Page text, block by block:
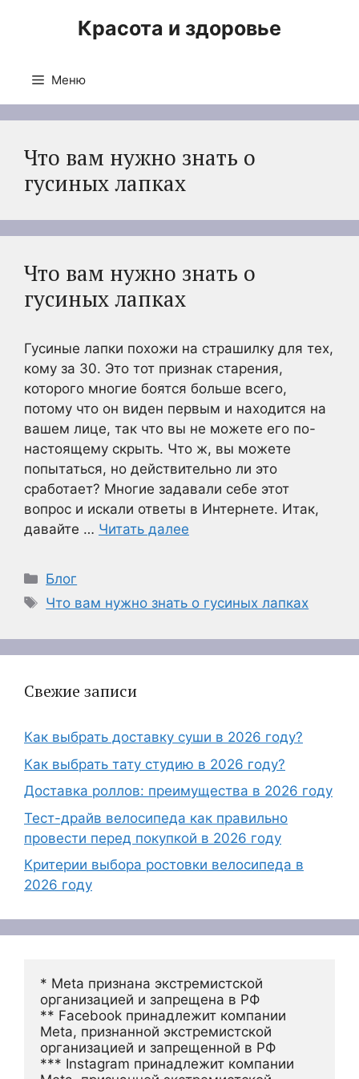
Красота и здоровье
Меню
Что вам нужно знать о
гусиных лапках
Что вам нужно знать о
гусиных лапках
Гусиные лапки похожи на страшилку для тех,
кому за 30. Это тот признак старения,
которого многие боятся больше всего,
потому что он виден первым и находится на
вашем лице, так что вы не можете его по-
настоящему скрыть. Что ж, вы можете
попытаться, но действительно ли это
сработает? Многие задавали себе этот
вопрос и искали ответы в Интернете. Итак,
давайте … Читать далее
Рубрики
Блог
Метки
Что вам нужно знать о гусиных лапках
Свежие записи
Как выбрать доставку суши в 2026 году?
Как выбрать тату студию в 2026 году?
Доставка роллов: преимущества в 2026 году
Тест-драйв велосипеда как правильно
провести перед покупкой в 2026 году
Критерии выбора ростовки велосипеда в
2026 году
* Meta признана экстремистской
организацией и запрещена в РФ
** Facebook принадлежит компании
Meta, признанной экстремистской
организацией и запрещенной в РФ
*** Instagram принадлежит компании